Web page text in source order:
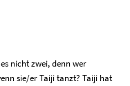
nicht zwei, denn wer
sie/er Taiji tanzt? Taiji hat